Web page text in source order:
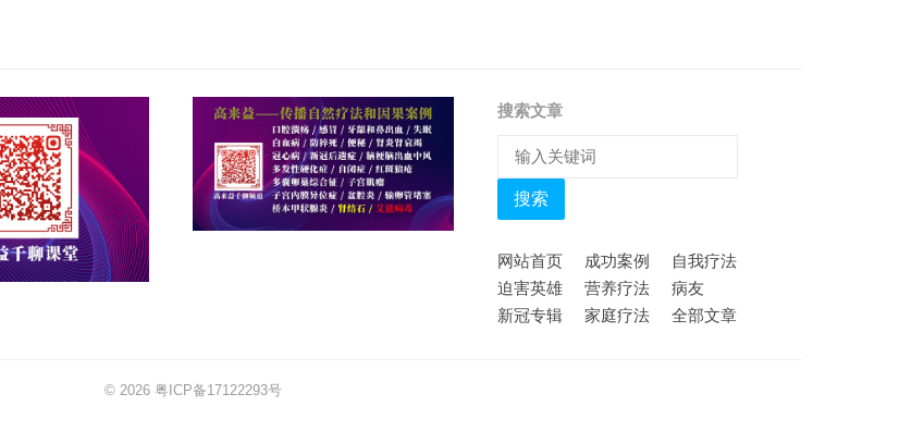
搜索文章
搜索
网站首页 成功案例
自我疗法
迫害英雄
营养疗法
病友
新冠专辑
家庭疗法 全部文章
© 2026 粤ICP备17122293号